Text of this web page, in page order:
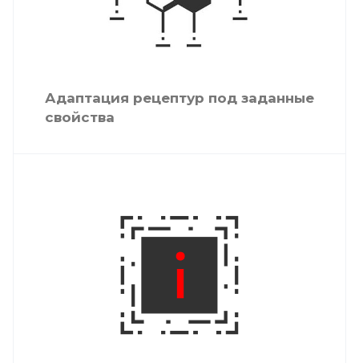
Адаптация рецептур под заданные
свойства